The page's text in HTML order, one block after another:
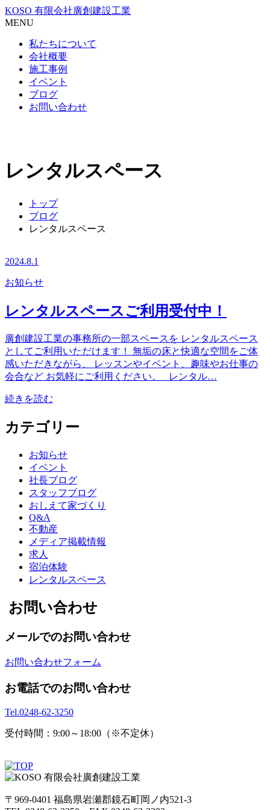
KOSO 有限会社廣創建設工業
MENU
私たちについて
会社概要
施工事例
イベント
ブログ
お問い合わせ
レンタルスペース
トップ
ブログ
レンタルスペース
2024.8.1
お知らせ
レンタルスペースご利用受付中！
廣創建設工業の事務所の一部スペースを レンタルスペース
としてご利用いただけます！ 無垢の床と快適な空間をご体
感いただきながら、 レッスンやイベント、趣味やお仕事の
会合など お気軽にご利用ください。 レンタル…
続きを読む
カテゴリー
お知らせ
イベント
社長ブログ
スタッフブログ
おしえて家づくり
Q&A
不動産
メディア掲載情報
求人
宿泊体験
レンタルスペース
お問い合わせ
メールでのお問い合わせ
お問い合わせフォーム
お電話でのお問い合わせ
Tel.0248-62-3250
受付時間：9:00～18:00（※不定休）
〒969-0401 福島県岩瀬郡鏡石町岡ノ内521-3